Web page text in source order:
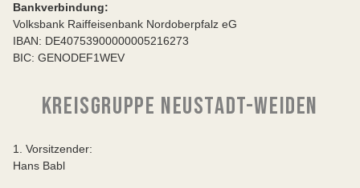
Bankverbindung:
Volksbank Raiffeisenbank Nordoberpfalz eG
IBAN: DE40753900000005216273
BIC: GENODEF1WEV
KREISGRUPPE NEUSTADT-WEIDEN
1. Vorsitzender:
Hans Babl